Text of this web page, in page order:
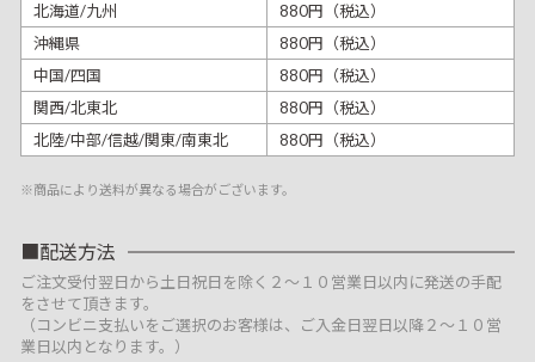
北海道/九州
880円（税込）
沖縄県
880円（税込）
中国/四国
880円（税込）
関西/北東北
880円（税込）
北陸/中部/信越/関東/南東北
880円（税込）
※商品により送料が異なる場合がございます。
配送方法
ご注文受付翌日から土日祝日を除く２～１０営業日以内に発送の手配
をさせて頂きます。
（コンビニ支払いをご選択のお客様は、ご入金日翌日以降２～１０営
業日以内となります。）